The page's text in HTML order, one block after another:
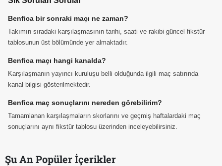
Benfica bir sonraki maçı ne zaman?
Takımın sıradaki karşılaşmasının tarihi, saati ve rakibi güncel fikstür
tablosunun üst bölümünde yer almaktadır.
Benfica maçı hangi kanalda?
Karşılaşmanın yayıncı kuruluşu belli olduğunda ilgili maç satırında
kanal bilgisi gösterilmektedir.
Benfica maç sonuçlarını nereden görebilirim?
Tamamlanan karşılaşmaların skorlarını ve geçmiş haftalardaki maç
sonuçlarını aynı fikstür tablosu üzerinden inceleyebilirsiniz.
Şu An Popüler İçerikler